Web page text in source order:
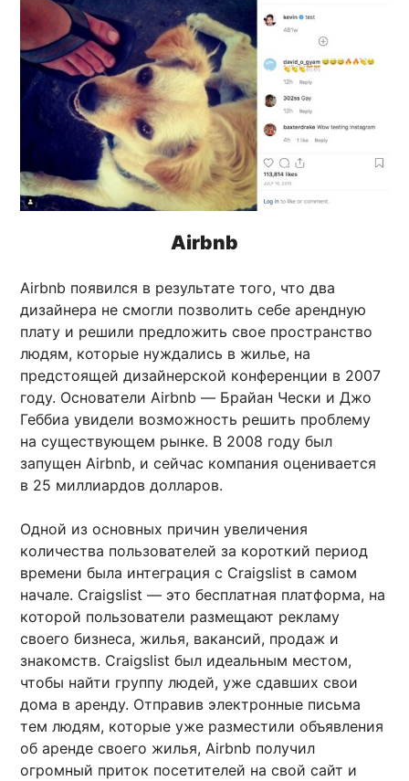
Airbnb
Airbnb появился в результате того, что два
дизайнера не смогли позволить себе арендную
плату и решили предложить свое пространство
людям, которые нуждались в жилье, на
предстоящей дизайнерской конференции в 2007
году. Основатели Airbnb — Брайан Чески и Джо
Геббиа увидели возможность решить проблему
на существующем рынке. В 2008 году был
запущен Airbnb, и сейчас компания оценивается
в 25 миллиардов долларов.
Одной из основных причин увеличения
количества пользователей за короткий период
времени была интеграция с Craigslist в самом
начале. Craigslist — это бесплатная платформа, на
которой пользователи размещают рекламу
своего бизнеса, жилья, вакансий, продаж и
знакомств. Craigslist был идеальным местом,
чтобы найти группу людей, уже сдавших свои
дома в аренду. Отправив электронные письма
тем людям, которые уже разместили объявления
об аренде своего жилья, Airbnb получил
огромный приток посетителей на свой сайт и